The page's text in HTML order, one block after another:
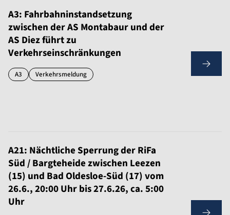
A3: Fahrbahninstandsetzung
zwischen der AS Montabaur und der
AS Diez führt zu
Verkehrseinschränkungen
A3 Verkehrsmeldung
A21: Nächtliche Sperrung der RiFa
Süd / Bargteheide zwischen Leezen
(15) und Bad Oldesloe-Süd (17) vom
26.6., 20:00 Uhr bis 27.6.26, ca. 5:00
Uhr